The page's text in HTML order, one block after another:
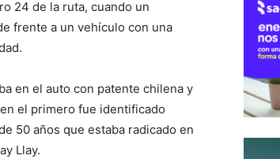
24 de la ruta, cuando un
frente a un vehículo con una
en el auto con patente chilena y
el primero fue identificado
50 años que estaba radicado en
Llay.